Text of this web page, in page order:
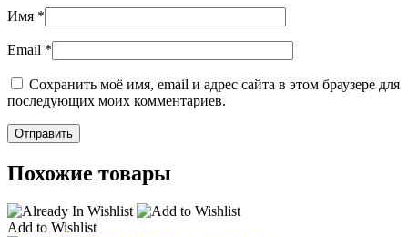
Имя *
Email *
Сохранить моё имя, email и адрес сайта в этом браузере для
последующих моих комментариев.
Похожие товары
Add to Wishlist